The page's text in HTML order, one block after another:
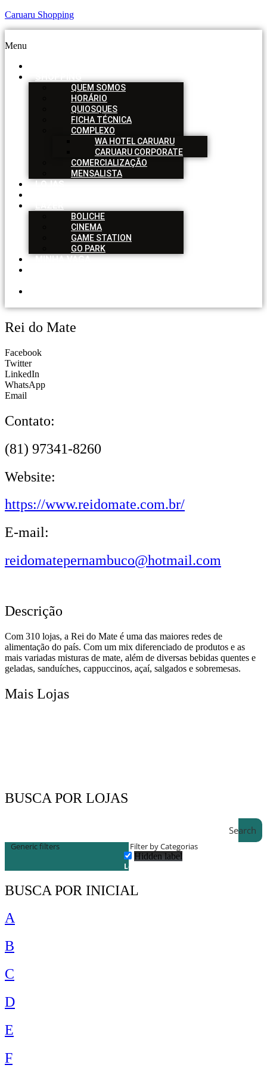
Caruaru Shopping
Menu
SHOPPING
QUEM SOMOS
HORÁRIO
QUIOSQUES
FICHA TÉCNICA
COMPLEXO
WA HOTEL CARUARU
CARUARU CORPORATE
COMERCIALIZAÇÃO
MENSALISTA
LOJAS
LAZER
BOLICHE
CINEMA
GAME STATION
GO PARK
MINHA VAGA
Rei do Mate
Facebook
Twitter
LinkedIn
WhatsApp
Email
Contato:
(81) 97341-8260
Website:
https://www.reidomate.com.br/
E-mail:
reidomatepernambuco@hotmail.com
Descrição
Com 310 lojas, a Rei do Mate é uma das maiores redes de
alimentação do país. Com um mix diferenciado de produtos e as
mais variadas misturas de mate, além de diversas bebidas quentes e
geladas, sanduíches, cappuccinos, açaí, salgados e sobremesas.
Mais Lojas
BUSCA POR LOJAS
Search
Generic filters Filter by Categorias
Hidden label
Lojas
BUSCA POR INICIAL
A
B
C
D
E
F